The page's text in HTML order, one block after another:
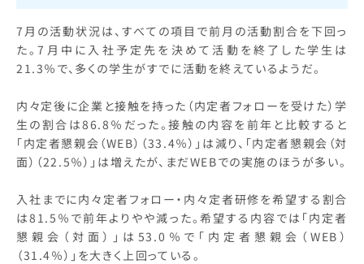
7月の活動状況は、すべての項目で前月の活動割合を下回っ
た。7月中に入社予定先を決めて活動を終了した学生は
21.3％で、多くの学生がすでに活動を終えているようだ。
内々定後に企業と接触を持った（内定者フォローを受けた）学
生の割合は86.8％だった。接触の内容を前年と比較すると
「内定者懇親会（WEB）（33.4％）」は減り、「内定者懇親会（対
面）（22.5％）」は増えたが、まだWEBでの実施のほうが多い。
入社までに内々定者フォロー・内々定者研修を希望する割合
は81.5％で前年よりやや減った。希望する内容では「内定者
懇親会（対面）」は53.0％で「内定者懇親会（WEB）
（31.4％）」を大きく上回っている。